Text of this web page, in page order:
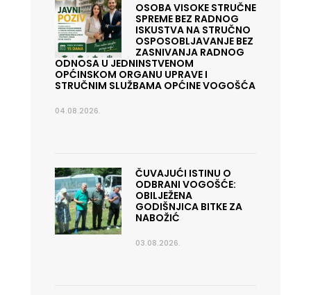
OSOBA VISOKE STRUČNE
SPREME BEZ RADNOG
ISKUSTVA NA STRUČNO
OSPOSOBLJAVANJE BEZ
ZASNIVANJA RADNOG
ODNOSA U JEDNINSTVENOM
OPĆINSKOM ORGANU UPRAVE I
STRUČNIM SLUŽBAMA OPĆINE VOGOŠĆA
04.08.2026.
ČUVAJUĆI ISTINU O
ODBRANI VOGOŠĆE:
OBILJEŽENA
GODIŠNJICA BITKE ZA
NABOŽIĆ
03.08.2026.